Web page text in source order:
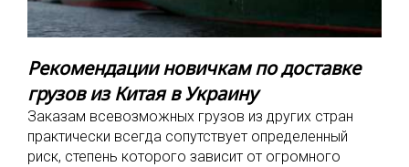
Рекомендации новичкам по доставке
грузов из Китая в Украину
Заказам всевозможных грузов из других стран
практически всегда сопутствует определенный
риск, степень которого зависит от огромного